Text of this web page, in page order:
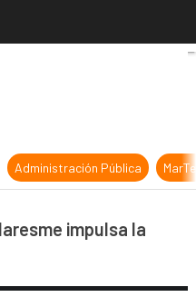
Sanitari del Maresme
Administración Pública
impulsa la